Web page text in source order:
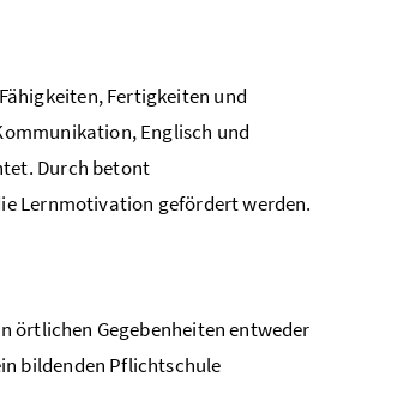
Fertigkeiten und
Englisch und
Durch betont
Lernmotivation gefördert werden.
örtlichen Gegebenheiten entweder
bildenden Pflichtschule